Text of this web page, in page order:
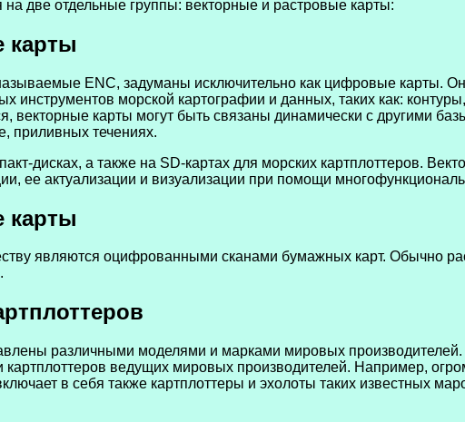
две отдельные группы: векторные и растровые карты:
карты
ENC, задуманы исключительно как цифровые карты.
инструментов морской картографии и данных, таких как:
векторные карты могут быть связаны динамически с другими
приливных течениях.
дисках, а также на SD-картах для морских картплоттеров.
ее актуализации и визуализации при помощи
карты
являются оцифрованными сканами бумажных карт. Обычно
различными моделями и марками мировых
картплоттеров ведущих мировых производителей. Например,
в себя также картплоттеры и эхолоты таких известных